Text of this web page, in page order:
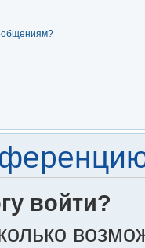
войти?